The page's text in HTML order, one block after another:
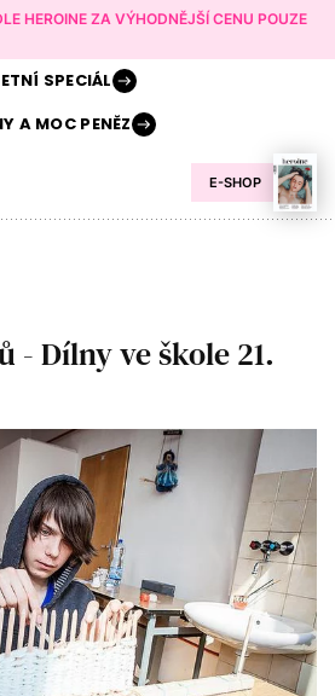
HEROINE ZA VÝHODNĚJŠÍ CENU POUZE
E-SHOP
SPECIÁL
AMOC PENĚZ
- Dílny ve škole 21.